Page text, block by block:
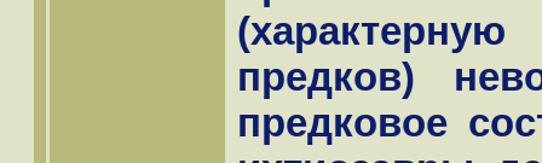
предков)
предковое